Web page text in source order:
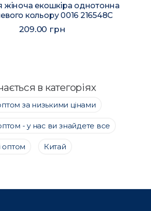
жіноча екошкіра однотонна
кольору 0016 216548C
209.00 грн
в категоріях
за низькими цінами
- у нас ви знайдете все
оптом Китай